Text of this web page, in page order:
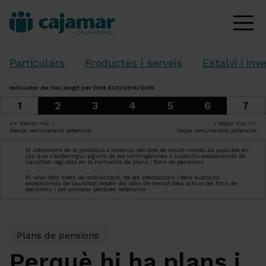
Particulars Productes i serveis Estalvi i
Indicador de risc exigit per l'OM ECC/2316/2015
<< Menor risc /
Menor remuneració potencial
1 2 3 4 5 6 7
/ Major risc >>
Major remuneració potencial
El cobrament de la prestació o l'exercici del dret de rescat només és possible en
cas que s'esdevingui alguna de les contingències o supòsits excepcionals de
liquiditat regulats en la normativa de plans i fons de pensions
El valor dels drets de mobilització, de les prestacions i dels supòsits
excepcionals de liquiditat depèn del valor de mercat dels actius del fons de
pensions i pot provocar pèrdues rellevants
Plans de pensions